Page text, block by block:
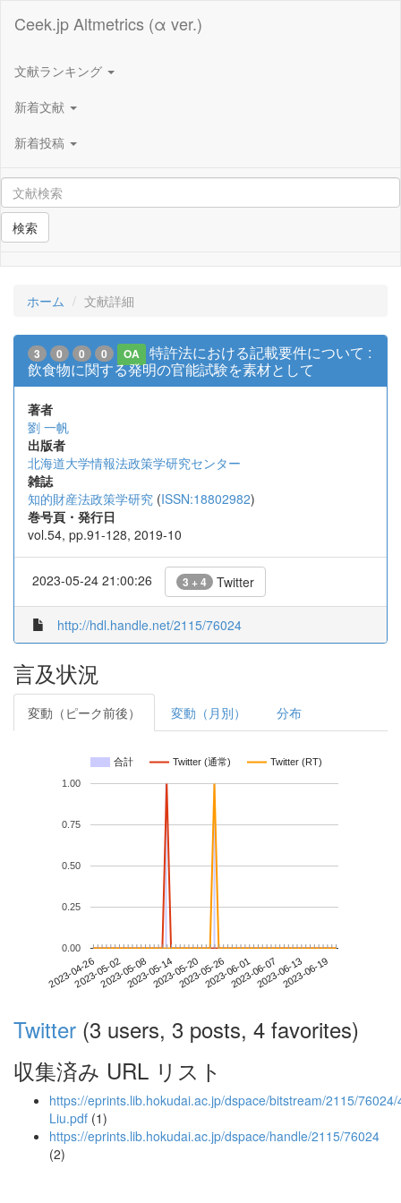
Ceek.jp Altmetrics (α ver.)
文献ランキング
新着文献
新着投稿
検索
ホーム 文献詳細
3 0 0 0 OA
特許法における記載要件について :
飲食物に関する発明の官能試験を素材として
著者
劉 一帆
出版者
北海道大学情報法政策学研究センター
雑誌
知的財産法政策学研究 (ISSN:18802982)
巻号頁・発行日
vol.54, pp.91-128, 2019-10
2023-05-24 21:00:26 3 + 4 Twitter
http://hdl.handle.net/2115/76024
言及状況
変動（ピーク前後） 変動（月別） 分布
合計 Twitter (通常) Twitter (RT)
2023-04-262023-05-022023-05-082023-05-142023-05-202023-05-262023-06-012023-06-072023-06-132023-06-19
0.00
0.25
0.50
0.75
1.00
Twitter (3 users, 3 posts, 4 favorites)
収集済み URL リスト
https://eprints.lib.hokudai.ac.jp/dspace/bitstream/2115/
Liu.pdf (1)
https://eprints.lib.hokudai.ac.jp/dspace/handle/2115/76024
(2)